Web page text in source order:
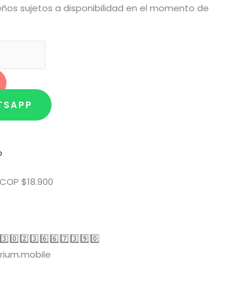
sujetos a disponibilidad en el momento de
$18.900